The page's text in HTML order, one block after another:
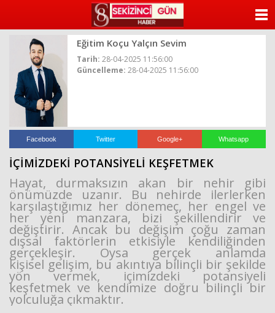
beylikdüzü
beylikdüzü
bayan
beylikdüzü
escort
bayan
escort
beylikdüzü
beylikdüzü
escort
Eğitim Koçu Yalçın Sevim
Tarih: 28-04-2025 11:56:00
Güncelleme: 28-04-2025 11:56:00
Facebook Twitter Google+ Whatsapp
İÇİMİZDEKİ POTANSİYELİ KEŞFETMEK
Hayat, durmaksızın akan bir nehir gibi
önümüzde uzanır. Bu nehirde ilerlerken
karşılaştığımız her dönemeç, her engel ve
her yeni manzara, bizi şekillendirir ve
değiştirir. Ancak bu değişim çoğu zaman
dışsal faktörlerin etkisiyle kendiliğinden
gerçekleşir. Oysa gerçek anlamda
kişisel gelişim, bu akıntıya bilinçli bir şekilde
yön vermek, içimizdeki potansiyeli
keşfetmek ve kendimize doğru bilinçli bir
yolculuğa çıkmaktır.
YAZARLAR
VİDEO GALERİ
KÜNYE
İLETİŞİM